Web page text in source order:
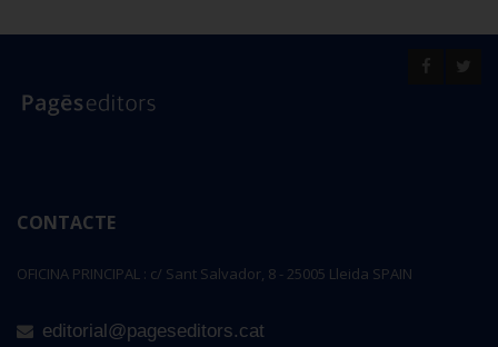
CONTACTE
OFICINA PRINCIPAL : c/ Sant Salvador, 8 - 25005 Lleida SPAIN
editorial@pageseditors.cat